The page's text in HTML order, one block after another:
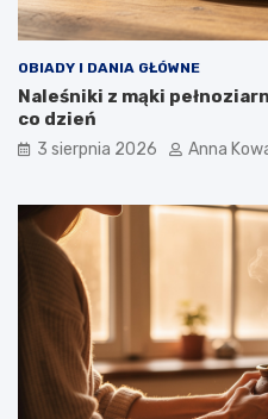
OBIADY I DANIA GŁÓWNE
Naleśniki z mąki
co dzień
3 sierpnia 2026 Anna